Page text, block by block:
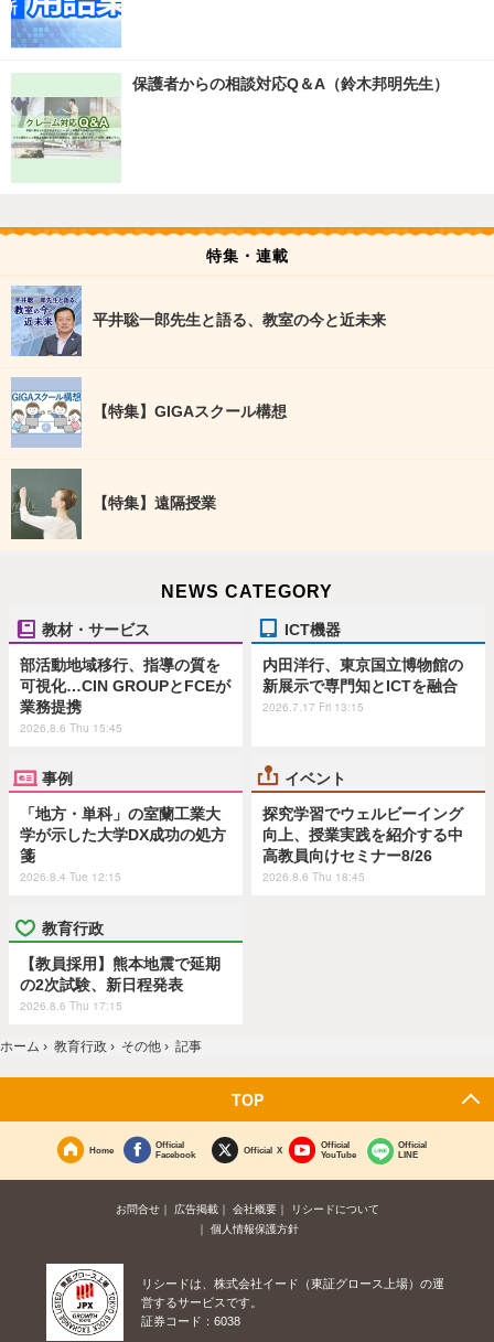
保護者からの相談対応Q＆A（鈴木邦明先生）
特集・連載
平井聡一郎先生と語る、教室の今と近未来
【特集】GIGAスクール構想
【特集】遠隔授業
NEWS CATEGORY
教材・サービス
部活動地域移行、指導の質を
可視化…CIN GROUPとFCEが
業務提携
2026.8.6 Thu 15:45
ICT機器
内田洋行、東京国立博物館の
新展示で専門知とICTを融合
2026.7.17 Fri 13:15
事例
「地方・単科」の室蘭工業大
学が示した大学DX成功の処方
箋
2026.8.4 Tue 12:15
イベント
探究学習でウェルビーイング
向上、授業実践を紹介する中
高教員向けセミナー8/26
2026.8.6 Thu 18:45
教育行政
【教員採用】熊本地震で延期
の2次試験、新日程発表
2026.8.6 Thu 17:15
ホーム › 教育行政 › その他 › 記事
TOP
Home
Official
Facebook
Official X
Official
YouTube
Official
LINE
お問合せ 広告掲載 会社概要
リシードについて
個人情報保護方針
リシードは、株式会社イード（東証グロース上場）の運
営するサービスです。
証券コード：6038